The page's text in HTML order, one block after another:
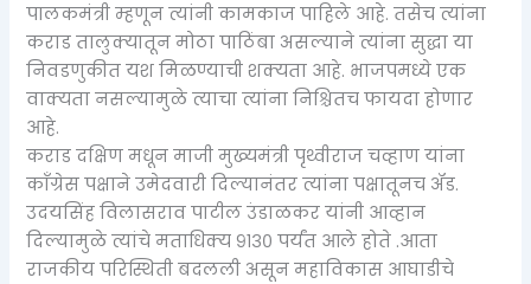
पालकमंत्री म्हणून त्यांनी कामकाज पाहिले आहे. तसेच त्यांना
कराड तालुक्यातून मोठा पाठिंबा असल्याने त्यांना सुद्धा या
निवडणुकीत यश मिळण्याची शक्यता आहे. भाजपमध्ये एक
वाक्यता नसल्यामुळे त्याचा त्यांना निश्चितच फायदा होणार
आहे.
कराड दक्षिण मधून माजी मुख्यमंत्री पृथ्वीराज चव्हाण यांना
काँग्रेस पक्षाने उमेदवारी दिल्यानंतर त्यांना पक्षातूनच ॲड.
उदयसिंह विलासराव पाटील उंडाळकर यांनी आव्हान
दिल्यामुळे त्यांचे मताधिक्य ९१३० पर्यंत आले होते .आता
राजकीय परिस्थिती बदलली असून महाविकास आघाडीचे